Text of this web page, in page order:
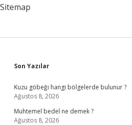
Sitemap
Sidebar
Son Yazılar
Kuzu göbeği hangi bölgelerde bulunur ?
Ağustos 8, 2026
Muhtemel bedel ne demek ?
Ağustos 8, 2026